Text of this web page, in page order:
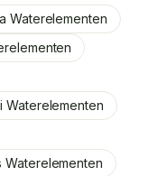
Waterelementen
Waterelementen
Waterelementen